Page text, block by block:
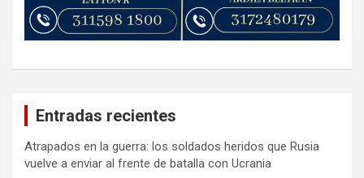
Entradas recientes
Atrapados en la guerra: los soldados heridos que Rusia
vuelve a enviar al frente de batalla con Ucrania